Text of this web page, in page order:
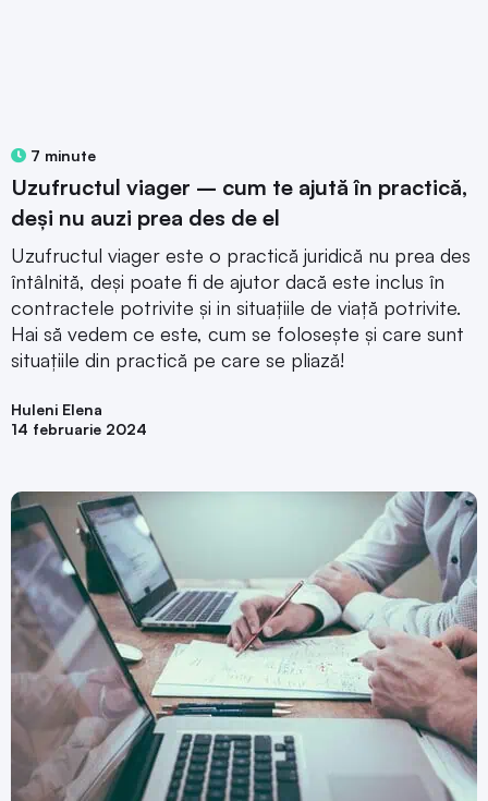
7 minute
Uzufructul viager – cum te ajută în practică,
deși nu auzi prea des de el
Uzufructul viager este o practică juridică nu prea des
întâlnită, deși poate fi de ajutor dacă este inclus în
contractele potrivite și in situațiile de viață potrivite.
Hai să vedem ce este, cum se folosește și care sunt
situațiile din practică pe care se pliază!
Huleni Elena
14 februarie 2024